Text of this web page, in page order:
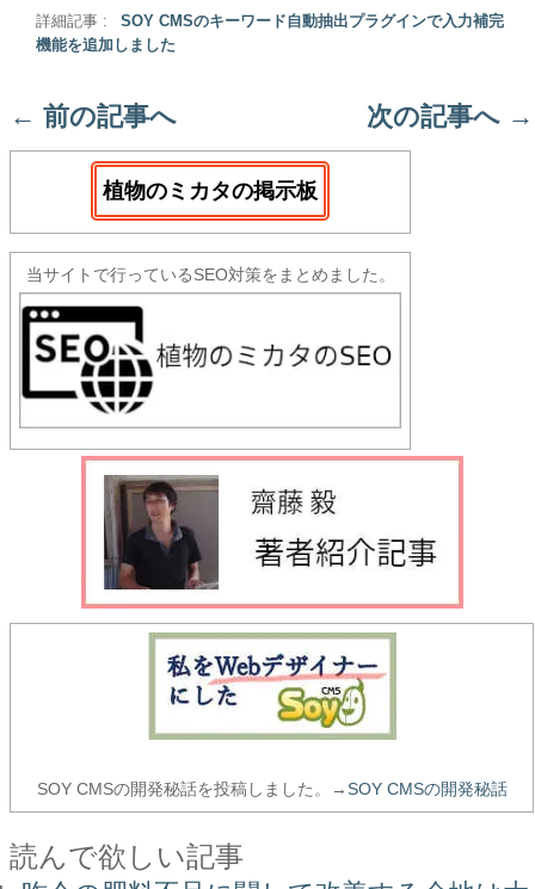
詳細記事 :
SOY CMSのキーワード自動抽出プラグインで入力補完
機能を追加しました
← 前の記事へ 次の記事へ →
植物のミカタの掲示板
当サイトで行っているSEO対策をまとめました。
SOY CMSの開発秘話を投稿しました。→SOY CMSの開発秘話
読んで欲しい記事